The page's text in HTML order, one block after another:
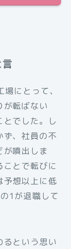
にとって、
転ばない
でした。し
ず、社員の不
噴出しま
とで転びに
予想以上に低
1が退職して
という思い